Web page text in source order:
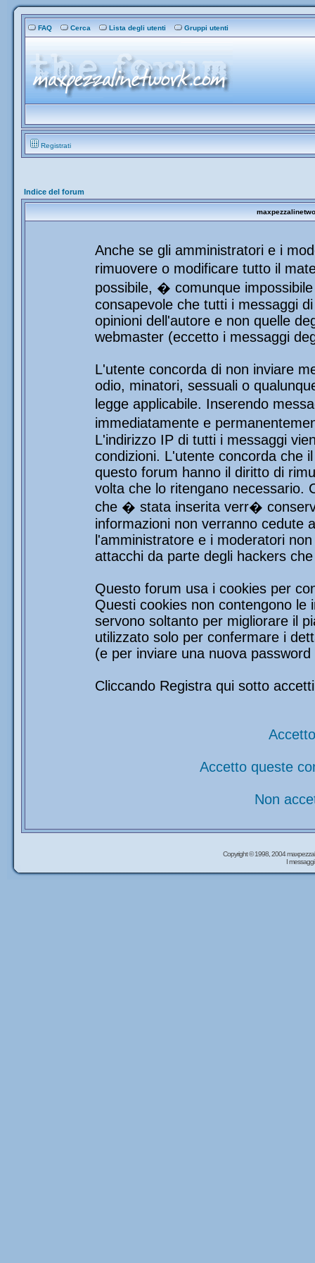
FAQ Cerca Lista degli utenti Gruppi utenti
Registrati
Indice del forum
Anche se gli amministratori e i
rimuovere o modificare tutto il
possibile, � comunque
consapevole che tutti i messaggi
opinioni dell'autore e non quelle
webmaster (eccetto i messaggi
L'utente concorda di non inviare
odio, minatori, sessuali o
legge applicabile. Inserendo
immediatamente e
L'indirizzo IP di tutti i messaggi
condizioni. L'utente concorda che
questo forum hanno il diritto di
volta che lo ritengano necessario.
che � stata inserita verr�
informazioni non verranno cedute
l'amministratore e i moderatori
attacchi da parte degli hackers
Questo forum usa i cookies per
Questi cookies non contengono le
servono soltanto per migliorare il
utilizzato solo per confermare i
(e per inviare una nuova
Cliccando Registra qui sotto
Accetto queste
Non
Copyright © 1998, 2004
I